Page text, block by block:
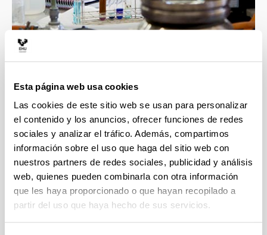
Esta página web usa cookies
Las cookies de este sitio web se usan para personalizar
el contenido y los anuncios, ofrecer funciones de redes
sociales y analizar el tráfico. Además, compartimos
información sobre el uso que haga del sitio web con
nuestros partners de redes sociales, publicidad y análisis
web, quienes pueden combinarla con otra información
que les haya proporcionado o que hayan recopilado a
partir del uso que haya hecho de sus servicios.
Profesorado con gran calidad docente e
investigadora, esto asegura la mejor formación
en las áreas implicadas en el grado.
Contacto directo con un ambiente científico que
incluye grupos y líneas de investigación
punteras.
Transversalidad que proporciona esta
Facultad, con titulaciones científicas muy
diversas.